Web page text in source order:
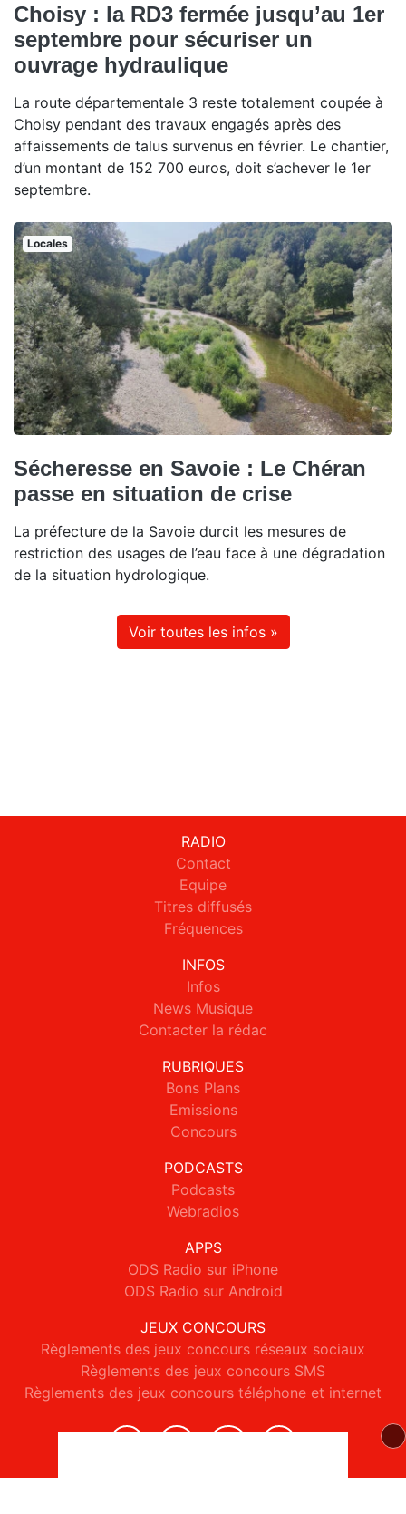
Choisy : la RD3 fermée jusqu’au 1er
septembre pour sécuriser un
ouvrage hydraulique
La route départementale 3 reste totalement coupée à
Choisy pendant des travaux engagés après des
affaissements de talus survenus en février. Le chantier,
d’un montant de 152 700 euros, doit s’achever le 1er
septembre.
Locales
Sécheresse en Savoie : Le Chéran
passe en situation de crise
La préfecture de la Savoie durcit les mesures de
restriction des usages de l’eau face à une dégradation
de la situation hydrologique.
Voir toutes les infos »
RADIO
Contact
Equipe
Titres diffusés
Fréquences
INFOS
Infos
News Musique
Contacter la rédac
RUBRIQUES
Bons Plans
Emissions
Concours
PODCASTS
Podcasts
Webradios
APPS
ODS Radio sur iPhone
ODS Radio sur Android
JEUX CONCOURS
Règlements des jeux concours réseaux sociaux
Règlements des jeux concours SMS
Règlements des jeux concours téléphone et internet